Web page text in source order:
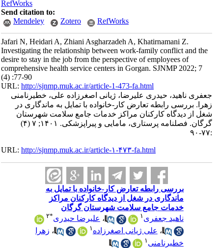
RefWorks
Send citation to:
Mendeley
Zotero RefWorks
Jafari N, Heidari A, Zhiani Asgharzadeh A, Khatirnamani Z.
Investigating the relationship between work-family conflict and the
desire to stay in the job from the perspective of employees of
comprehensive health service centers in Gorgan. SJNMP 2022; 7
(4) :77-90
URL:http://sjnmp.muk.ac.ir/article-1-473-fa.html
جعفری ناهید، حیدری علیرضا، ژیانی اصغرزاده علی، خطیرنامنی
زهرا. بررسی رابطه تعارض کار-خانواده با تمایل به ماندگاری در
شغل از دیدگاه کارکنان مراکز خدمات جامع سلامت شهرستان
گرگان. فصلنامه پرستاری، مامایی و پیراپزشکی. ۱۴۰۱; ۷ (۴)
URL:http://sjnmp.muk.ac.ir/article-۱-۴۷۳-fa.html
بررسی رابطه تعارض کار-خانواده با تمایل به
ماندگاری در شغل از دیدگاه کارکنان مراکز
خدمات جامع سلامت شهرستان گرگان
ناهید جعفری۱ ،علیرضا حیدری* ۲
،علی ژیانی اصغرزاده ،زهرا
خطیرنامنی